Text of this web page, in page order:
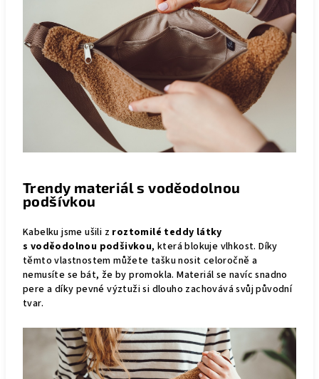
Trendy materiál s voděodolnou
podšívkou
Kabelku jsme ušili z roztomilé teddy látky
s voděodolnou podšivkou, která blokuje vlhkost. Díky
těmto vlastnostem můžete tašku nosit celoročně a
nemusíte se bát, že by promokla. Materiál se navíc snadno
pere a díky pevné výztuži si dlouho zachovává svůj původní
tvar.